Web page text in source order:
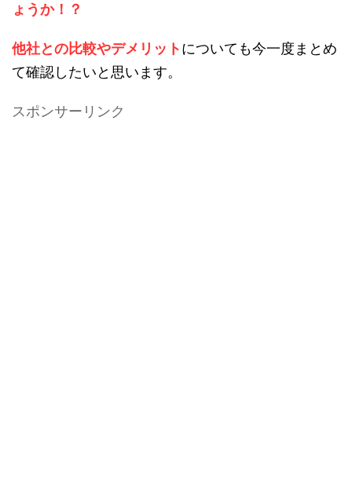
ょうか！？
他社との比較やデメリットについても今一度まとめ
て確認したいと思います。
スポンサーリンク